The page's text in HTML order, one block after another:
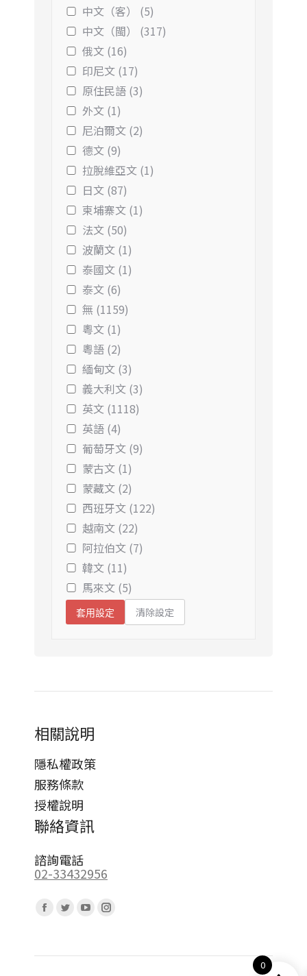
中文（客） (5)
中文（閩） (317)
俄文 (16)
印尼文 (17)
原住民語 (3)
外文 (1)
尼泊爾文 (2)
德文 (9)
拉脫維亞文 (1)
日文 (87)
柬埔寨文 (1)
法文 (50)
波蘭文 (1)
泰國文 (1)
泰文 (6)
無 (1159)
粵文 (1)
粵語 (2)
緬甸文 (3)
義大利文 (3)
英文 (1118)
英語 (4)
葡萄牙文 (9)
蒙古文 (1)
蒙藏文 (2)
西班牙文 (122)
越南文 (22)
阿拉伯文 (7)
韓文 (11)
馬來文 (5)
套用設定 清除設定
相關說明
隱私權政策
服務條款
授權說明
聯絡資訊
諮詢電話
02-33432956
Facebook
opens
Twitter
opens
YouTube
opens
Instagram
opens
0